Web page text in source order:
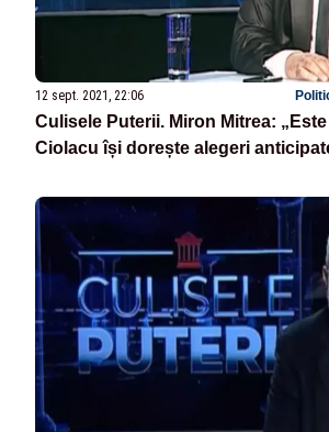
12 sept. 2021, 22:06
Culisele Puterii. Miron Mitrea: „Este
Ciolacu își dorește alegeri